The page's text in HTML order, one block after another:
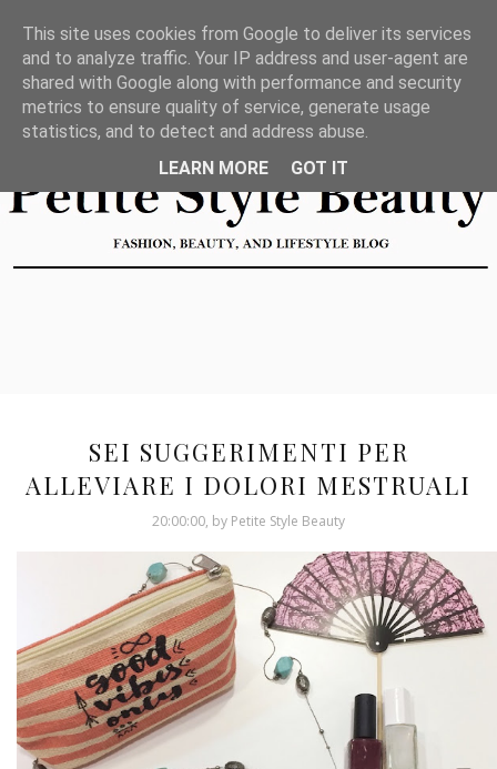
SEI SUGGERIMENTI PER
ALLEVIARE I DOLORI MESTRUALI
20:00:00, by Petite Style Beauty
This site uses cookies from Google to deliver its services
and to analyze traffic. Your IP address and user-agent are
shared with Google along with performance and security
metrics to ensure quality of service, generate usage
statistics, and to detect and address abuse.
LEARN MORE
GOT IT